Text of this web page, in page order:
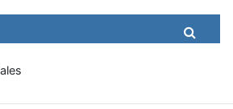
News, Meldungen, Wirtschaft